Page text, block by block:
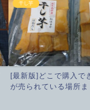
干し芋
[最新版]どこで購入で
が売られている場所